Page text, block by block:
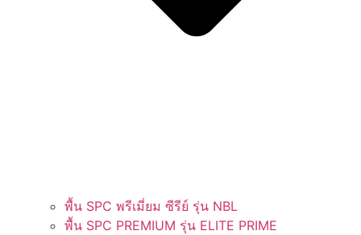
พื้น SPC พรีเมี่ยม ซีรีย์ รุ่น NBL
พื้น SPC PREMIUM รุ่น ELITE PRIME